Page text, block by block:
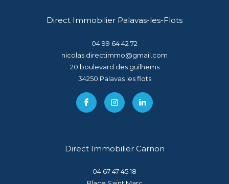
Direct Immobilier Palavas-les-Flots
04 99 64 42 72
nicolas.directimmo@gmail.com
20 boulevard des guilhems
34250
palavas les flots
Direct Immobilier Carnon
04 67 47 45 18